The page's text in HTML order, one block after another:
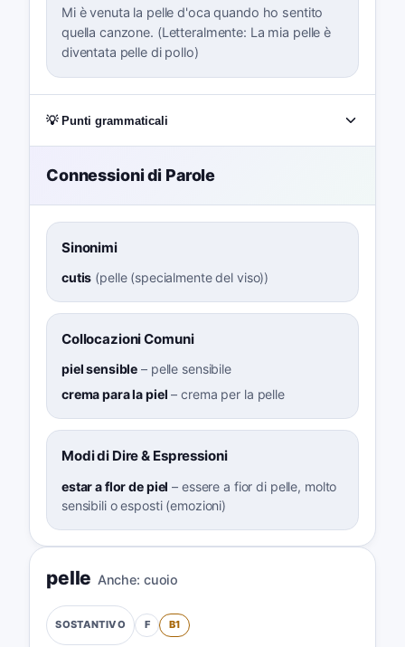
Mi è venuta la pelle d'oca quando ho sentito
quella canzone. (Letteralmente: La mia pelle è
diventata pelle di pollo)
💡 Punti grammaticali
Connessioni di Parole
Sinonimi
cutis (pelle (specialmente del viso))
Collocazioni Comuni
piel sensible – pelle sensibile
crema para la piel –crema per la pelle
Modi di Dire & Espressioni
estar a flor de piel – essere a fior di pelle, molto
sensibili o esposti (emozioni)
pelle Anche: cuoio
SOSTANTIVO F B1